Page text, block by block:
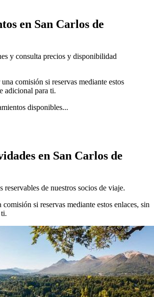
en San Carlos de
y consulta precios y disponibilidad
comisión si reservas mediante estos
adicional para ti.
disponibles...
en San Carlos de
reservables de nuestros socios de viaje.
si reservas mediante estos enlaces, sin